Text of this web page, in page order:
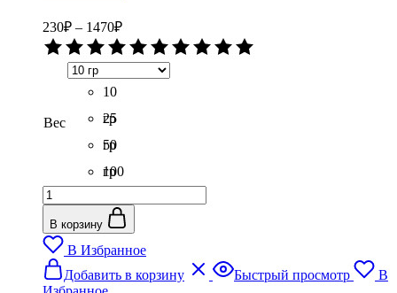
230₽ – 1470₽Диапазон
цен:
230₽
–
Вес
10
гр
25
гр
50
гр
100
Количество
товара
Краситель
для
бомбочек
и
соли
В корзину
В Избранное
Добавить в корзину
Этот
товар
Быстрый просмотр
В